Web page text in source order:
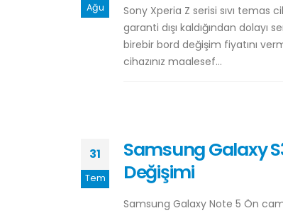
Ağu
Sony Xperia Z serisi sıvı temas
garanti dışı kaldığından dolayı
birebir bord değişim fiyatını
cihazınız maalesef...
31
Tem
Samsung Galaxy
Değişimi
Samsung Galaxy Note 5 Ön